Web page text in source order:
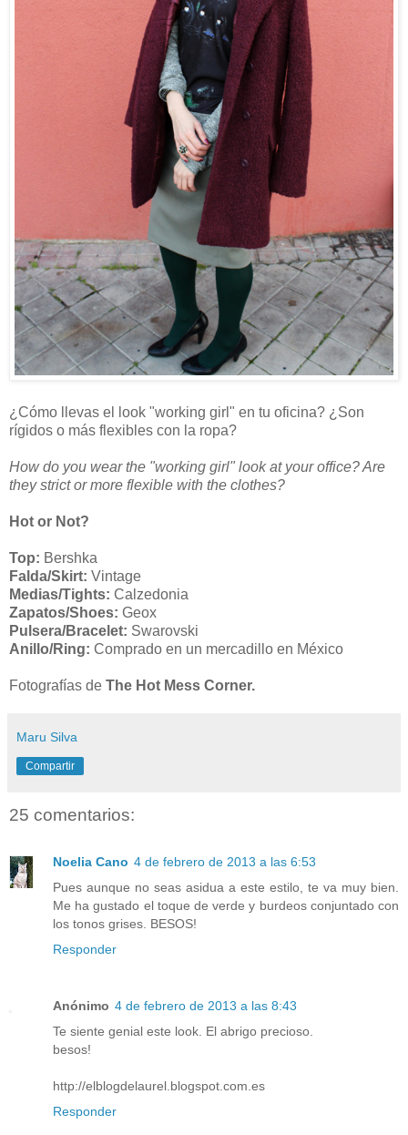
¿Cómo llevas el look "working girl" en tu oficina? ¿Son
rígidos o más flexibles con la ropa?
How do you wear the "working girl" look at your office? Are
they strict or more flexible with the clothes?
Hot or Not?
Top: Bershka
Falda/Skirt: Vintage
Medias/Tights: Calzedonia
Zapatos/Shoes: Geox
Pulsera/Bracelet: Swarovski
Anillo/Ring: Comprado en un mercadillo en México
Fotografías de The Hot Mess Corner.
Maru Silva
Compartir
25 comentarios:
Noelia Cano 4 de febrero de 2013 a las 6:53
Pues aunque no seas asidua a este estilo, te va muy bien.
Me ha gustado el toque de verde y burdeos conjuntado con
los tonos grises. BESOS!
Responder
Anónimo 4 de febrero de 2013 a las 8:43
Te siente genial este look. El abrigo precioso.
besos!
http://elblogdelaurel.blogspot.com.es
Responder